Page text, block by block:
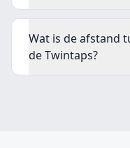
Wat is de afstand
de Twintaps?